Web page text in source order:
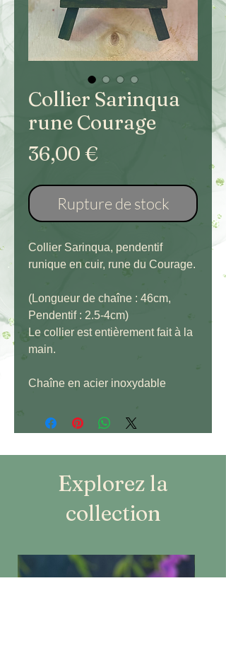
Collier Sarinqua
rune Courage
36,00 €
Rupture de stock
Collier Sarinqua, pendentif
runique en cuir, rune du Courage.
(Longueur de chaîne : 46cm,
Pendentif : 2.5-4cm)
Le collier est entièrement fait à la
main.
Chaîne en acier inoxydable
Explorez la
collection